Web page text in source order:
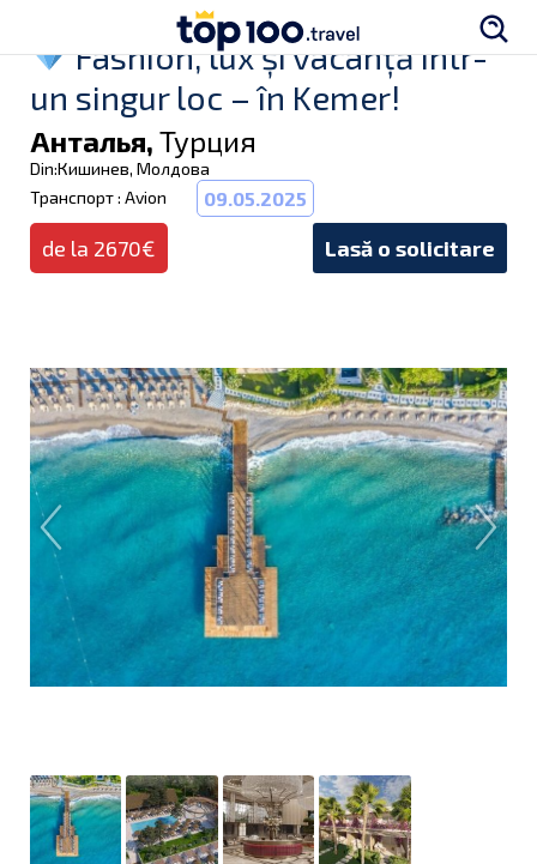
Fashion, lux și vacanță într-
un singur loc – în Kemer!
Анталья, Турция
Din:Кишинев, Молдова
Транспорт : Avion
09.05.2025
de la 2670€ Lasă o solicitare